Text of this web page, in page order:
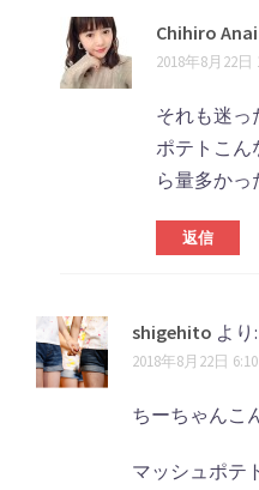
Chihiro Anai
2018年8月22日
それも迷っ
ポテトこん
ら量多かっ
返信
shigehito より:
2018年8月22日
ちーちゃんこ
マッシュポテ